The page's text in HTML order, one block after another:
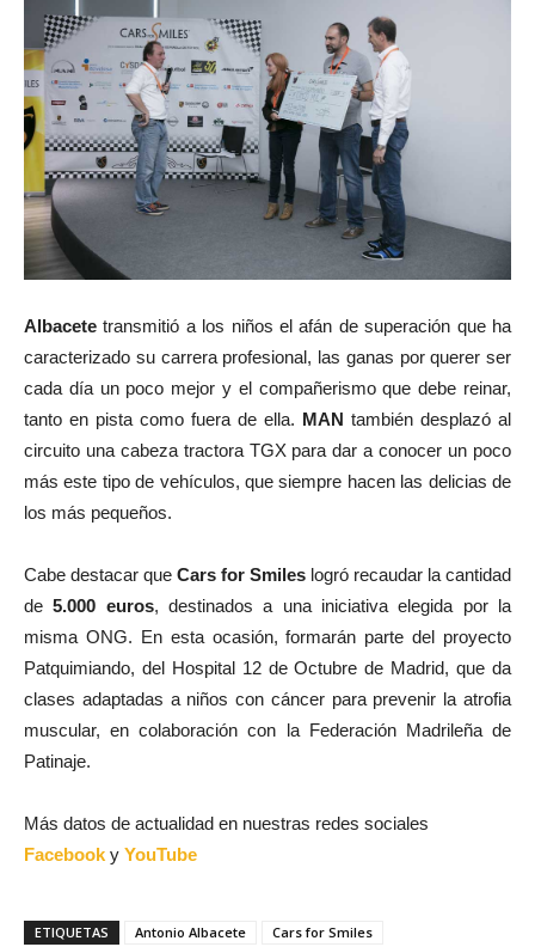
Albacete transmitió a los niños el afán de superación que ha
caracterizado su carrera profesional, las ganas por querer ser
cada día un poco mejor y el compañerismo que debe reinar,
tanto en pista como fuera de ella. MAN también desplazó al
circuito una cabeza tractora TGX para dar a conocer un poco
más este tipo de vehículos, que siempre hacen las delicias de
los más pequeños.
Cabe destacar que Cars for Smiles logró recaudar la cantidad
de5.000 euros, destinados a una iniciativa elegida por la
misma ONG. En esta ocasión, formarán parte del proyecto
Patquimiando, del Hospital 12 de Octubre de Madrid, que da
clases adaptadas a niños con cáncer para prevenir la atrofia
muscular, en colaboración con la Federación Madrileña de
Patinaje.
Más datos de actualidad en nuestras redes sociales
Facebook y YouTube
ETIQUETAS Antonio Albacete
Cars for Smiles